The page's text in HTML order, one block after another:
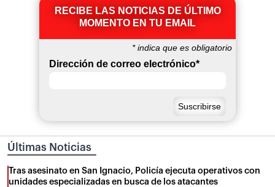
RECIBE LAS NOTICIAS DE ÚLTIMO
MOMENTO EN TU EMAIL
*indica que es obligatorio
Dirección de correo electrónico*
Últimas Noticias
Tras asesinato en San Ignacio, Policía ejecuta operativos con
unidades especializadas en busca de los atacantes